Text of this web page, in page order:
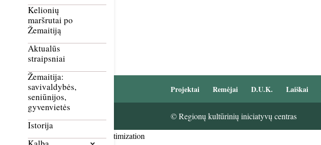
Kelionių
maršrutai po
Žemaitiją
Aktualūs
straipsniai
Žemaitija:
savivaldybės,
seniūnijos,
gyvenvietės
Istorija
Projektai Remėjai D.U.K. Laiškai
© Regionų kultūrinių iniciatyvų centras
Smush Image Compression and Optimization